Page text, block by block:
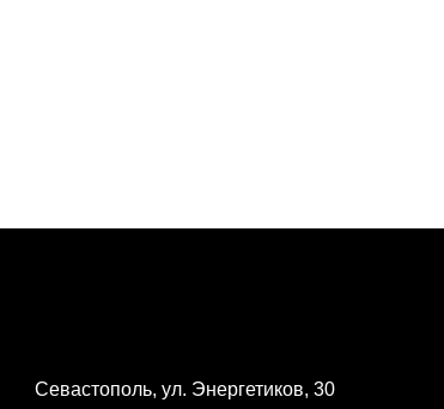
Севастополь, ул. Энергетиков, 30